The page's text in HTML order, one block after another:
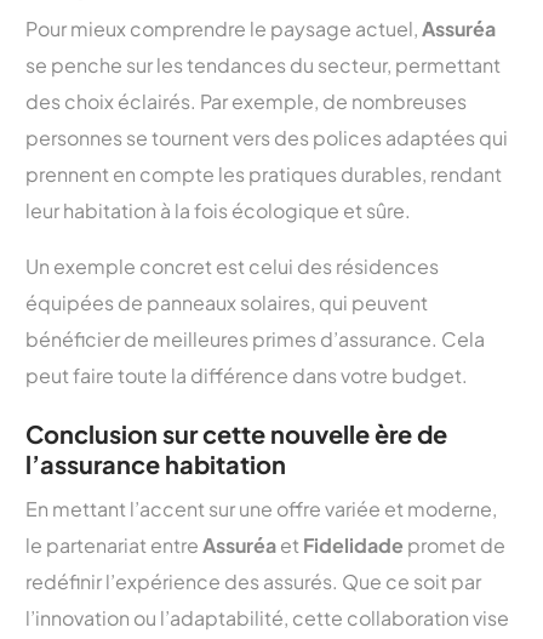
Pour mieux comprendre le paysage actuel,Assuréa
se penche sur les tendances du secteur, permettant
des choix éclairés. Par exemple, de nombreuses
personnes se tournent vers des polices adaptées qui
prennent en compte les pratiques durables, rendant
leur habitation à la fois écologique et sûre.
Un exemple concret est celui des résidences
équipées de panneaux solaires, qui peuvent
bénéficier de meilleures primes d’assurance. Cela
peut faire toute la différence dans votre budget.
Conclusion sur cette nouvelle ère de
l’assurance habitation
En mettant l’accent sur une offre variée et moderne,
le partenariat entreAssuréaet Fidelidade promet de
redéfinir l’expérience des assurés. Que ce soit par
l’innovation ou l’adaptabilité, cette collaboration vise